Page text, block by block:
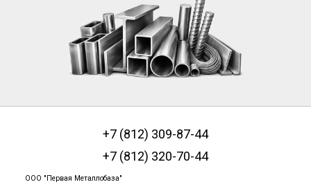
+7 (812) 309-87-44
+7 (812) 320-70-44
ООО "Первая Металлобаза"